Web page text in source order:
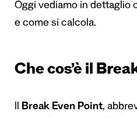
Oggi vediamo in dettaglio
e come si calcola.
Che cos’è il
Il Break Even Point,